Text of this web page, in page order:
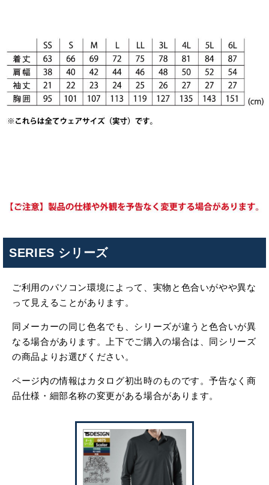
SERIES シリーズ
ご利用のパソコン環境によって、実物と色合いがやや異な
って見えることがあります。
同メーカーの同じ色名でも、シリーズが違うと色合いが異
なる場合があります。上下でご購入の場合は、同シリーズ
の商品よりお選びください。
ページ内の情報はカタログ初出時のものです。予告なく商
品仕様・細部名称の変更がある場合があります。